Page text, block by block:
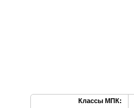
Классы МПК: